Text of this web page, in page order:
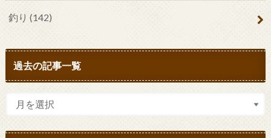
釣り (142)
過去の記事一覧